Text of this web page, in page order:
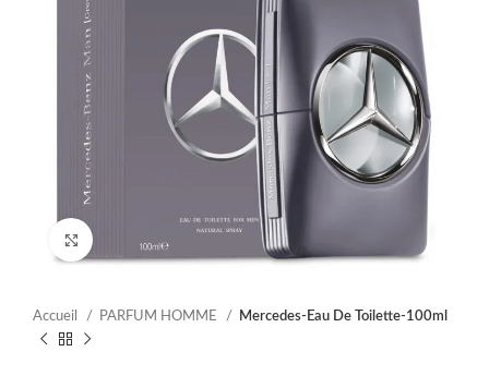
Click to enlarge
Accueil PARFUM HOMME Mercedes-Eau De Toilette-100ml